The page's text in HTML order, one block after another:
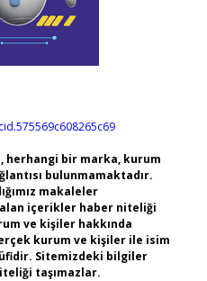
herhangi bir marka, kurum
bulunmamaktadır.
makaleler
içerikler haber niteliği
ve kişiler hakkında
kurum ve kişiler ile isim
Sitemizdeki bilgiler
taşımazlar.